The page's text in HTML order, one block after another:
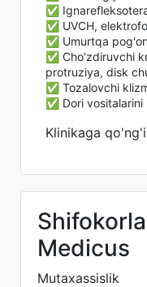
✅
✅ UVCH,
✅ Umurtqa
✅ Cho'zdiruvchi
protruziya, disk
✅ Tozalovchi
✅ Dori
Klinikaga
Medicus
Mutaxassislik